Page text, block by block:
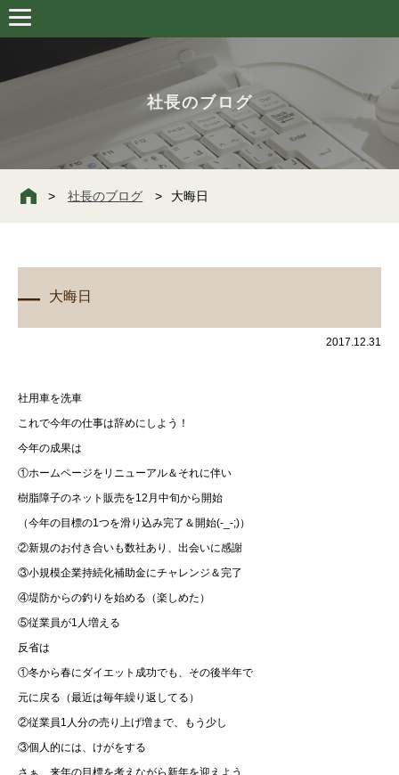
社長のブログ
社長のブログ 大晦日
大晦日
2017.12.31
社用車を洗車
これで今年の仕事は辞めにしよう！
今年の成果は
①ホームページをリニューアル＆それに伴い
樹脂障子のネット販売を12月中旬から開始
（今年の目標の1つを滑り込み完了＆開始(-_-;)）
②新規のお付き合いも数社あり、出会いに感謝
③小規模企業持続化補助金にチャレンジ＆完了
④堤防からの釣りを始める（楽しめた）
⑤従業員が1人増える
反省は
①冬から春にダイエット成功でも、その後半年で
元に戻る（最近は毎年繰り返してる）
②従業員1人分の売り上げ増まで、もう少し
③個人的には、けがをする
さぁ、来年の目標を考えながら新年を迎えよう